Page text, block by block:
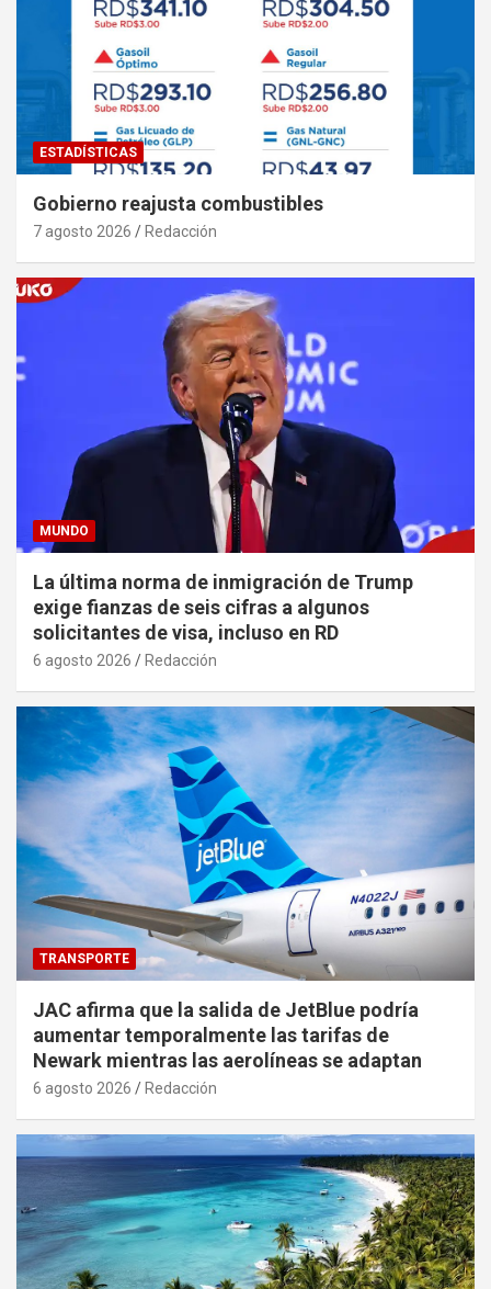
ESTADÍSTICAS
Gobierno reajusta combustibles
7 agosto 2026 Redacción
MUNDO
La última norma de inmigración de Trump
exige fianzas de seis cifras a algunos
solicitantes de visa, incluso en RD
6 agosto 2026 Redacción
TRANSPORTE
JAC afirma que la salida de JetBlue podría
aumentar temporalmente las tarifas de
Newark mientras las aerolíneas se adaptan
6 agosto 2026 Redacción